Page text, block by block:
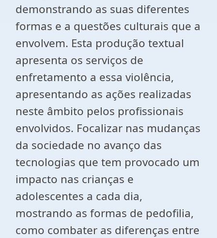
demonstrando as suas diferentes
formas e a questões culturais que a
envolvem. Esta produção textual
apresenta os serviços de
enfretamento a essa violência,
apresentando as ações realizadas
neste âmbito pelos profissionais
envolvidos. Focalizar nas mudanças
da sociedade no avanço das
tecnologias que tem provocado um
impacto nas crianças e
adolescentes a cada dia,
mostrando as formas de pedofilia,
como combater as diferenças entre